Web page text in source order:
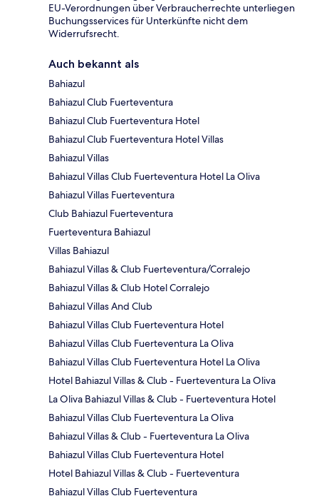
EU-Verordnungen über Verbraucherrechte unterliegen
Buchungsservices für Unterkünfte nicht dem
Widerrufsrecht.
Auch bekannt als
Bahiazul
Bahiazul Club Fuerteventura
Bahiazul Club Fuerteventura Hotel
Bahiazul Club Fuerteventura Hotel Villas
Bahiazul Villas
Bahiazul Villas Club Fuerteventura Hotel La Oliva
Bahiazul Villas Fuerteventura
Club Bahiazul Fuerteventura
Fuerteventura Bahiazul
Villas Bahiazul
Bahiazul Villas & Club Fuerteventura/Corralejo
Bahiazul Villas & Club Hotel Corralejo
Bahiazul Villas And Club
Bahiazul Villas Club Fuerteventura Hotel
Bahiazul Villas Club Fuerteventura La Oliva
Bahiazul Villas Club Fuerteventura Hotel La Oliva
Hotel Bahiazul Villas & Club - Fuerteventura La Oliva
La Oliva Bahiazul Villas & Club - Fuerteventura Hotel
Bahiazul Villas Club Fuerteventura La Oliva
Bahiazul Villas & Club - Fuerteventura La Oliva
Bahiazul Villas Club Fuerteventura Hotel
Hotel Bahiazul Villas & Club - Fuerteventura
Bahiazul Villas Club Fuerteventura